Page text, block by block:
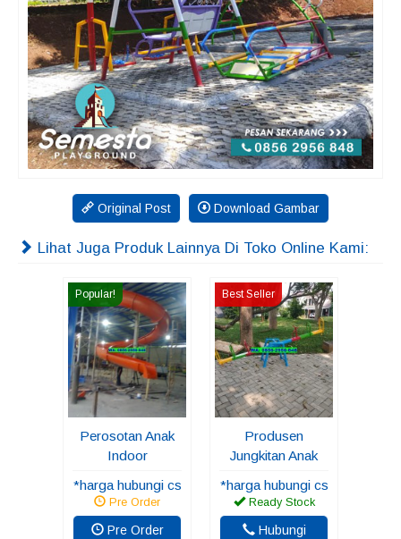
Original Post Download Gambar
Lihat Juga Produk Lainnya Di Toko Online Kami:
Popular!
Perosotan Anak
Indoor
*harga hubungi cs
Pre Order
Pre Order
Best Seller
Produsen
Jungkitan Anak
*harga hubungi cs
Ready Stock
Hubungi